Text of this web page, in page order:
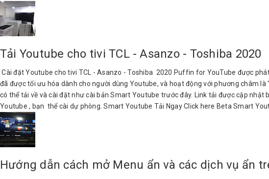
Tải Youtube cho tivi TCL - Asanzo - Toshiba 2020
Cài đặt Youtube cho tivi TCL - Asanzo - Toshiba 2020 Puffin for YouTube được
đã được tối ưu hóa dành cho người dùng Youtube, và hoạt động với phương châm
có thể tải về và cài đặt như cài bản Smart Youtube trước đây. Link tải được cập
Youtube , bạn thể cài dự phòng. Smart Youtube Tải Ngay Click here Beta Smart
Hướng dẫn cách mở Menu ẩn và các dịch vụ ẩn